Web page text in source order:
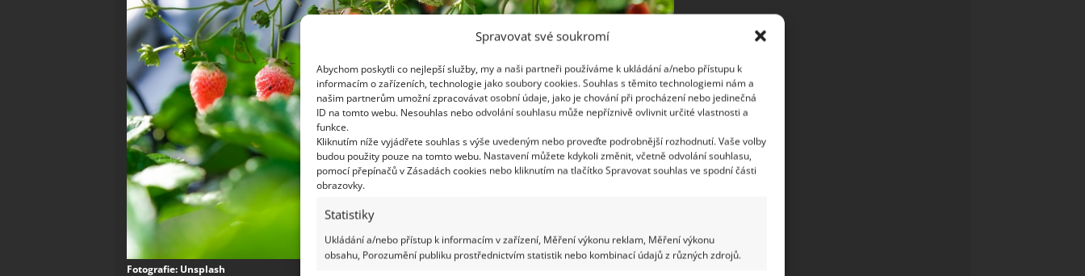
Spravovat své soukromí
Abychom poskytli co nejlepší služby, my a naši partneři používáme k ukládání a/nebo přístupu k
informacím o zařízeních, technologie jako soubory cookies. Souhlas s těmito technologiemi nám a
našim partnerům umožní zpracovávat osobní údaje, jako je chování při procházení nebo jedinečná
ID na tomto webu. Nesouhlas nebo odvolání souhlasu může nepříznivě ovlivnit určité vlastnosti a
funkce.
Kliknutím níže vyjádřete souhlas s výše uvedeným nebo proveďte podrobnější rozhodnutí. Vaše volby
budou použity pouze na tomto webu. Nastavení můžete kdykoli změnit, včetně odvolání souhlasu,
pomocí přepínačů v Zásadách cookies nebo kliknutím na tlačítko Spravovat souhlas ve spodní části
obrazovky.
Statistiky
Ukládání a/nebo přístup k informacím v zařízení, Měření výkonu reklam, Měření výkonu
obsahu, Porozumění publiku prostřednictvím statistik nebo kombinací údajů z různých zdrojů.
Fotografie: Unsplash